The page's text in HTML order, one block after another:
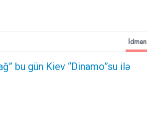
bu gün Kiev “Dinamo”su ilə
İdman